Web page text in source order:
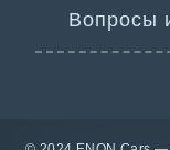
Вопросы